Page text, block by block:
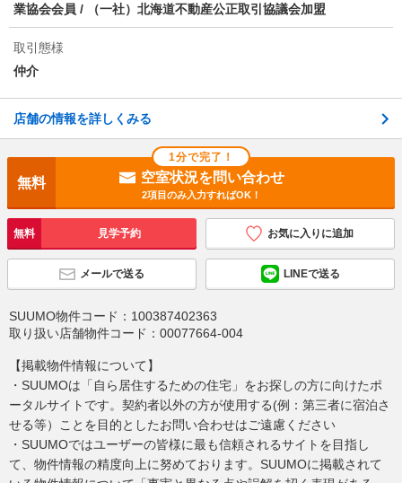
業協会会員 / （一社）北海道不動産公正取引協議会加盟
取引態様
仲介
店舗の情報を詳しくみる
1分で完了！
無料 空室状況を問い合わせ
2項目のみ入力すればOK！
無料 見学予約 お気に入りに追加
メールで送る LINEで送る
SUUMO物件コード： 100387402363
取り扱い店舗物件コード： 00077664-004
【掲載物件情報について】
・SUUMOは「自ら居住するための住宅」をお探しの方に向けたポ
ータルサイトです。契約者以外の方が使用する(例：第三者に宿泊さ
せる等）ことを目的としたお問い合わせはご遠慮ください
・SUUMOではユーザーの皆様に最も信頼されるサイトを目指し
て、物件情報の精度向上に努めております。SUUMOに掲載されて